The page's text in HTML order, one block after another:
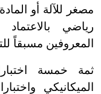
مصغر للآلة أو
رياضي
المعروفين مسبقاً
ثمة خمسة
الميكانيكي